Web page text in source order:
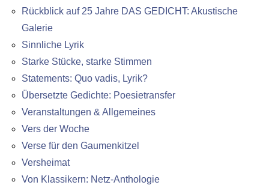
Rückblick auf 25 Jahre DAS GEDICHT: Akustische
Galerie
Sinnliche Lyrik
Starke Stücke, starke Stimmen
Statements: Quo vadis, Lyrik?
Übersetzte Gedichte: Poesietransfer
Veranstaltungen & Allgemeines
Vers der Woche
Verse für den Gaumenkitzel
Versheimat
Von Klassikern: Netz-Anthologie